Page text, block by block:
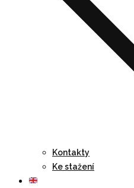
Kontakty
Ke stažení